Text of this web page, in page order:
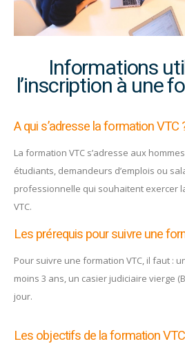
Informations
l’inscription à une
A qui s’adresse la formation VTC
La formation VTC s’adresse aux
étudiants, demandeurs d’emplois ou
professionnelle qui souhaitent exercer
VTC.
Les prérequis pour suivre une
Pour suivre une formation VTC, il faut :
moins 3 ans, un casier judiciaire vierge
jour.
Les objectifs de la formation VTC